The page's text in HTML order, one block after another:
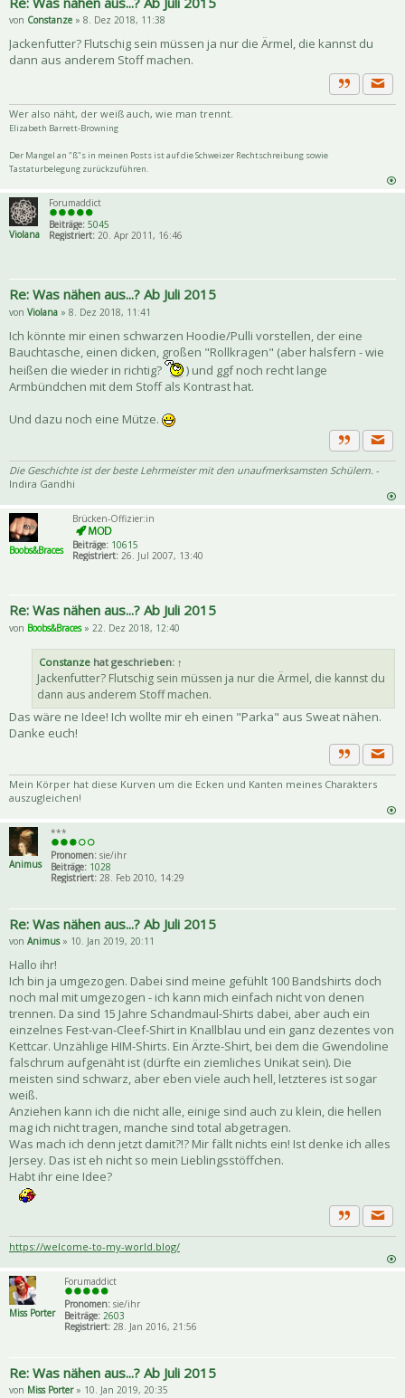
von Constanze » 8. Dez 2018, 11:38
Jackenfutter? Flutschig sein müssen ja nur die Ärmel, die kannst du
dann aus anderem Stoff machen.
Zitat
Wer also näht, der weiß auch, wie man trennt.
Elizabeth Barrett-Browning
Der Mangel an "ß"s in meinen Posts ist auf die Schweizer Rechtschreibung sowie
Tastaturbelegung zurückzuführen.
Violana
Forumaddict
Beiträge: 5045
Registriert: 20. Apr 2011, 16:46
Re: Was nähen aus...? Ab Juli 2015
von Violana » 8. Dez 2018, 11:41
Ich könnte mir einen schwarzen Hoodie/Pulli vorstellen, der eine
Bauchtasche, einen dicken, großen "Rollkragen" (aber halsfern - wie
heißen die wieder in richtig?
) und ggf noch recht lange
Armbündchen mit dem Stoff als Kontrast hat.
Und dazu noch eine Mütze.
Zitat
Die Geschichte ist der beste Lehrmeister mit den unaufmerksamsten Schülern. -
Indira Gandhi
Boobs&Braces
Brücken-Offizier:in
Beiträge: 10615
Registriert: 26. Jul 2007, 13:40
Re: Was nähen aus...? Ab Juli 2015
von Boobs&Braces» 22. Dez 2018, 12:40
Constanze hat geschrieben: ↑
Jackenfutter? Flutschig sein müssen ja nur die Ärmel, die kannst du
dann aus anderem Stoff machen.
Das wäre ne Idee! Ich wollte mir eh einen "Parka" aus Sweat nähen.
Danke euch!
Zitat
Mein Körper hat diese Kurven um die Ecken und Kanten meines Charakters
auszugleichen!
Animus
***
Pronomen: sie/ihr
Beiträge: 1028
Registriert: 28. Feb 2010, 14:29
Re: Was nähen aus...? Ab Juli 2015
von Animus» 10. Jan 2019, 20:11
Hallo ihr!
Ich bin ja umgezogen. Dabei sind meine gefühlt 100 Bandshirts doch
noch mal mit umgezogen - ich kann mich einfach nicht von denen
trennen. Da sind 15 Jahre Schandmaul-Shirts dabei, aber auch ein
einzelnes Fest-van-Cleef-Shirt in Knallblau und ein ganz dezentes von
Kettcar. Unzählige HIM-Shirts. Ein Ärzte-Shirt, bei dem die Gwendoline
falschrum aufgenäht ist (dürfte ein ziemliches Unikat sein). Die
meisten sind schwarz, aber eben viele auch hell, letzteres ist sogar
weiß.
Anziehen kann ich die nicht alle, einige sind auch zu klein, die hellen
mag ich nicht tragen, manche sind total abgetragen.
Was mach ich denn jetzt damit?!? Mir fällt nichts ein! Ist denke ich alles
Jersey. Das ist eh nicht so mein Lieblingsstöffchen.
Habt ihr eine Idee?
Zitat
https://welcome-to-my-world.blog/
Miss Porter
Forumaddict
Pronomen: sie/ihr
Beiträge: 2603
Registriert: 28. Jan 2016, 21:56
Re: Was nähen aus...? Ab Juli 2015
von Miss Porter» 10. Jan 2019, 20:35